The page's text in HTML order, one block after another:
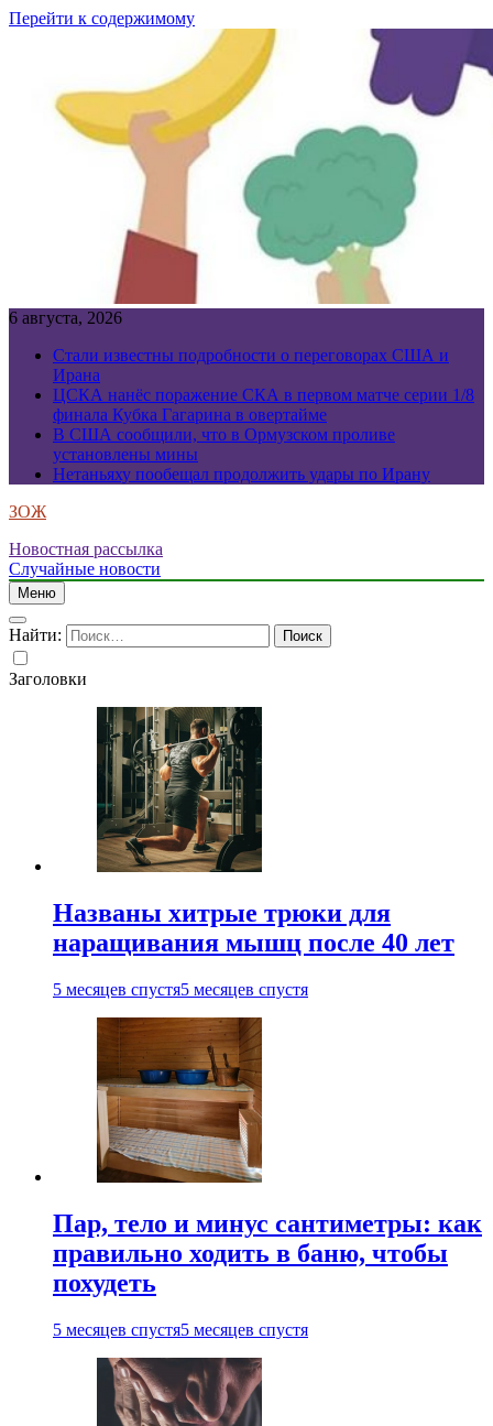
Перейти к содержимому
6 августа, 2026
Стали известны подробности о переговорах США и
Ирана
ЦСКА нанёс поражение СКА в первом матче серии 1/8
финала Кубка Гагарина в овертайме
В США сообщили, что в Ормузском проливе
установлены мины
Нетаньяху пообещал продолжить удары по Ирану
ЗОЖ
Новостная рассылка
Случайные новости
Меню
Найти:
Заголовки
Названы хитрые трюки для
наращивания мышц после 40 лет
5 месяцев спустя5 месяцев спустя
Пар, тело и минус сантиметры: как
правильно ходить в баню, чтобы
похудеть
5 месяцев спустя5 месяцев спустя